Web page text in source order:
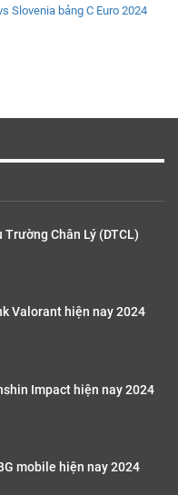
Slovenia bảng C Euro 2024
Chân Lý (DTCL)
Valorant hiện nay 2024
Impact hiện nay 2024
mobile hiện nay 2024